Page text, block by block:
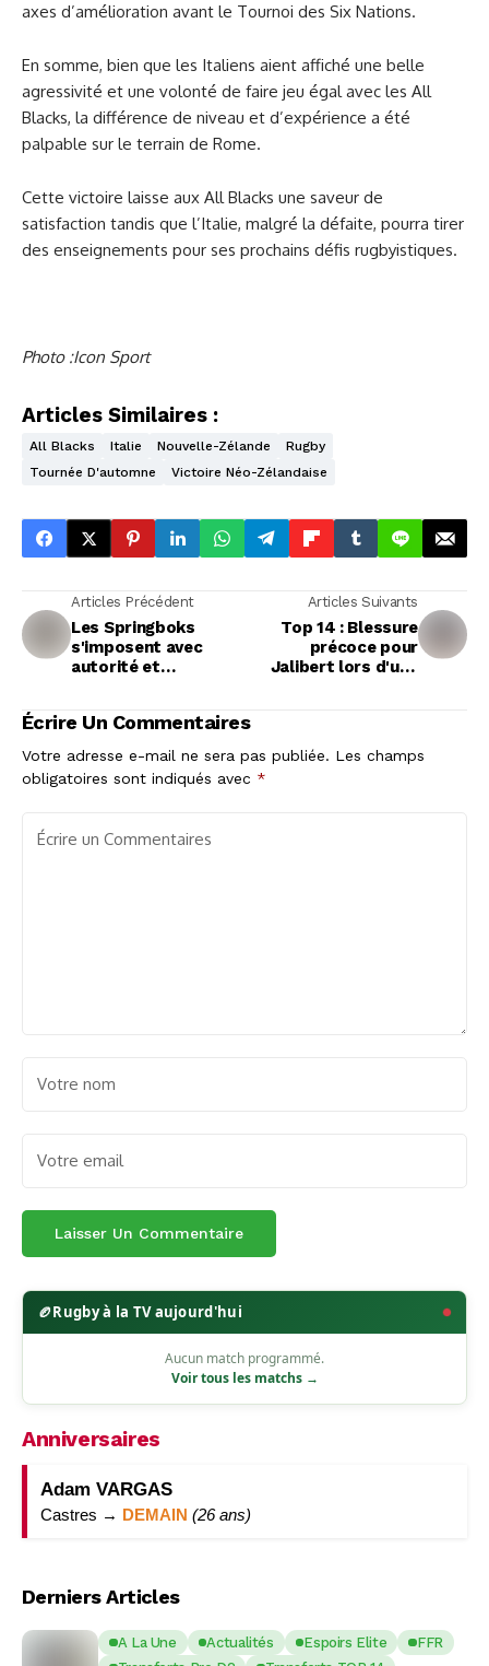
axes d’amélioration avant le Tournoi des Six Nations.
En somme, bien que les Italiens aient affiché une belle
agressivité et une volonté de faire jeu égal avec les All
Blacks, la différence de niveau et d’expérience a été
palpable sur le terrain de Rome.
Cette victoire laisse aux All Blacks une saveur de
satisfaction tandis que l’Italie, malgré la défaite, pourra tirer
des enseignements pour ses prochains défis rugbyistiques.
Photo :Icon Sport
Articles Similaires :
All Blacks Italie Nouvelle-Zélande
Rugby
Tournée D'automne
Victoire Néo-Zélandaise
Articles Précédent
Les Springboks
s'imposent avec
autorité et
sans défaite
Articles Suivants
Top 14 : Blessure
précoce pour
Jalibert lors d'une
Écrire Un Commentaires
Votre adresse e-mail ne sera pas publiée. Les champs
obligatoires sont indiqués avec *
🏉Rugby à la TV aujourd'hui
Aucun match programmé.
Voir tous les matchs →
Anniversaires
Adam VARGAS
Castres → DEMAIN (26 ans)
Derniers Articles
A La Une Actualités Espoirs Elite
FFR